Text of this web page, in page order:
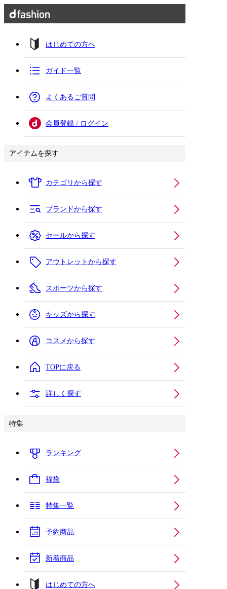
はじめての方へ
ガイド一覧
よくあるご質問
会員登録 / ログイン
アイテムを探す
カテゴリから探す
ブランドから探す
セールから探す
アウトレットから探す
スポーツから探す
キッズから探す
コスメから探す
TOPに戻る
詳しく探す
特集
ランキング
福袋
特集一覧
予約商品
新着商品
はじめての方へ